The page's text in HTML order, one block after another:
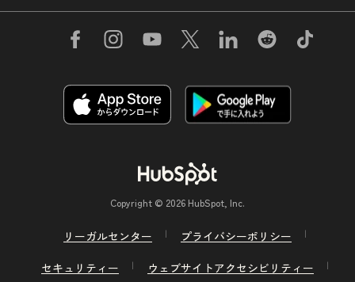
Copyright © 2026 HubSpot, Inc.
リーガルセンター
プライバシーポリシー
セキュリティー
ウェブサイトアクセシビリティー